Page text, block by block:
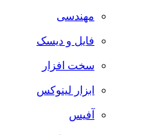
مهندسی
فایل و دیسک
سخت افزار
ابزار لینوکس
آفیس